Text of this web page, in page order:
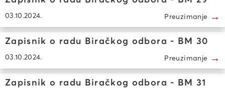
03.10.2024. Preuzimanje →
Zapisnik o radu Biračkog odbora - BM 30
03.10.2024. Preuzimanje →
Zapisnik o radu Biračkog odbora - BM 31